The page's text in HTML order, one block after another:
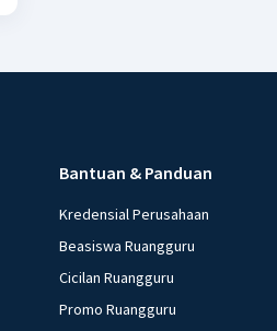
Bantuan & Panduan
Kredensial Perusahaan
Beasiswa Ruangguru
Cicilan Ruangguru
Promo Ruangguru